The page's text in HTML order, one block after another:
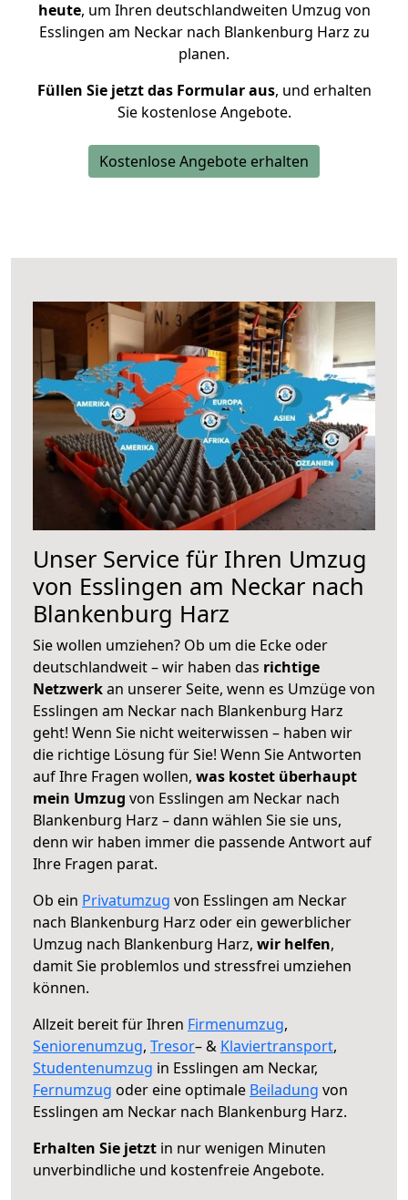
heute, um Ihren deutschlandweiten Umzug von
Esslingen am Neckar nach Blankenburg Harz zu
planen.
Füllen Sie jetzt das Formular aus, und erhalten
Sie kostenlose Angebote.
Kostenlose Angebote erhalten
Unser Service für Ihren Umzug
von Esslingen am Neckar nach
Blankenburg Harz
Sie wollen umziehen? Ob um die Ecke oder
deutschlandweit – wir haben das richtige
Netzwerkan unserer Seite, wenn es Umzüge von
Esslingen am Neckar nach Blankenburg Harz
geht! Wenn Sie nicht weiterwissen – haben wir
die richtige Lösung für Sie! Wenn Sie Antworten
auf Ihre Fragen wollen, was kostet überhaupt
mein Umzug von Esslingen am Neckar nach
Blankenburg Harz – dann wählen Sie sie uns,
denn wir haben immer die passende Antwort auf
Ihre Fragen parat.
Ob ein Privatumzug von Esslingen am Neckar
nach Blankenburg Harz oder ein gewerblicher
Umzug nach Blankenburg Harz, wir helfen,
damit Sie problemlos und stressfrei umziehen
können.
Allzeit bereit für Ihren Firmenumzug,
Seniorenumzug, Tresor– & Klaviertransport,
Studentenumzug in Esslingen am Neckar,
Fernumzug oder eine optimale Beiladung von
Esslingen am Neckar nach Blankenburg Harz.
Erhalten Sie jetzt in nur wenigen Minuten
unverbindliche und kostenfreie Angebote.